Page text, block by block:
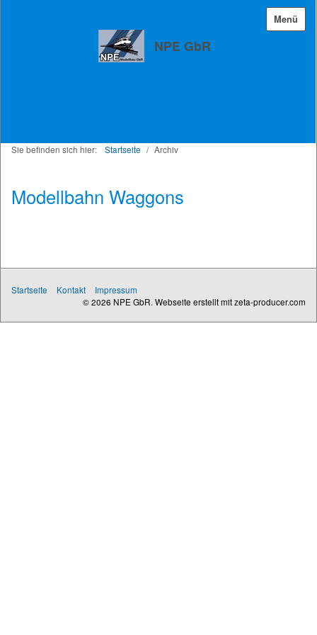
Menü
NPE GbR
Sie befinden sich hier: Startseite / Archiv
Modellbahn Waggons
Startseite Kontakt
Impressum
© 2026 NPE GbR. Webseite erstellt mit zeta-producer.com